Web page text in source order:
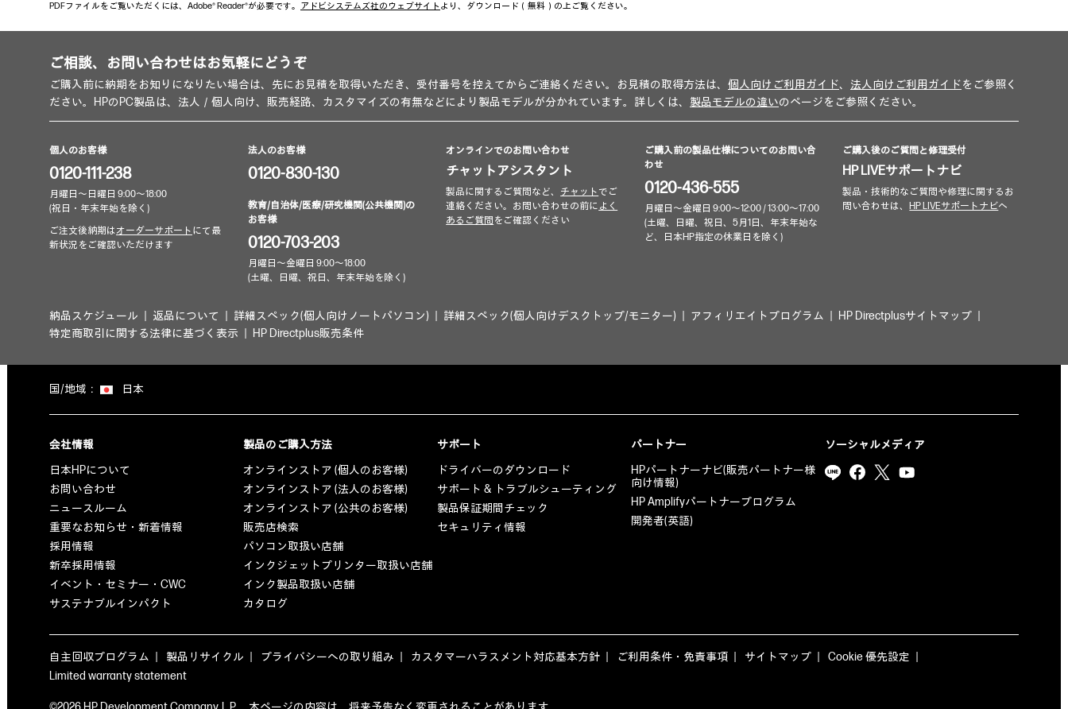
PDFファイルをご覧いただくには、Adobe® Reader®が必要です。 アドビシステムズ社のウェブサイト より、ダウンロード（無料）の上ご覧ください。
ご相談、お問い合わせはお気軽にどうぞ
ご購入前に納期をお知りになりたい場合は、先にお見積を取得いただき、受付番号を控えてからご連絡ください。お見積の取得方法は、 個人向けご利用ガイド、 法人向けご利用ガイドをご参照く
ださい。HPのPC製品は、法人／個人向け、販売経路、カスタマイズの有無などにより製品モデルが分かれています。詳しくは、 製品モデルの違いのページをご参照ください。
個人のお客様
0120-111-238
月曜日～日曜日 9:00～18:00
(祝日・年末年始を除く)
ご注文後納期はオーダーサポート にて最
新状況をご確認いただけます
法人のお客様
0120-830-130
教育/自治体/医療/研究機関(公共機関)の
お客様
0120-703-203
月曜日～金曜日 9:00～18:00
(土曜、日曜、祝日、年末年始を除く)
オンラインでのお問い合わせ
チャットアシスタント
製品に関するご質問など、 チャット でご
連絡ください。お問い合わせの前に よく
あるご質問 をご確認ください
ご購入前の製品仕様についてのお問い合
わせ
0120-436-555
月曜日～金曜日 9:00～12:00 / 13:00～17:00
(土曜、日曜、祝日、5月1日、年末年始な
ど、日本HP指定の休業日を除く)
ご購入後のご質問と修理受付
HP LIVEサポートナビ
製品・技術的なご質問や修理に関するお
問い合わせは、HP LIVEサポートナビへ
納品スケジュール 返品について 詳細スペック(個人向けノートパソコン) 詳細スペック(個人向けデスクトップ/モニター) アフィリエイトプログラム
HP Directplusサイトマップ
特定商取引に関する法律に基づく表示
HP Directplus販売条件
国/地域： 日本
会社情報
日本HPについて
お問い合わせ
ニュースルーム
重要なお知らせ・新着情報
採用情報
新卒採用情報
イベント・セミナー・CWC
サステナブルインパクト
製品のご購入方法
オンラインストア (個人のお客様)
オンラインストア (法人のお客様)
オンラインストア (公共のお客様)
販売店検索
パソコン取扱い店舗
インクジェットプリンター取扱い店舗
インク製品取扱い店舗
カタログ
サポート
ドライバーのダウンロード
サポート & トラブルシューティング
製品保証期間チェック
セキュリティ情報
パートナー
HPパートナーナビ(販売パートナー様
向け情報)
HP Amplifyパートナープログラム
開発者(英語)
ソーシャルメディア
自主回収プログラム 製品リサイクル プライバシーへの取り組み カスタマーハラスメント対応基本方針 ご利用条件・免責事項 サイトマップ
Cookie 優先設定
Limited warranty statement